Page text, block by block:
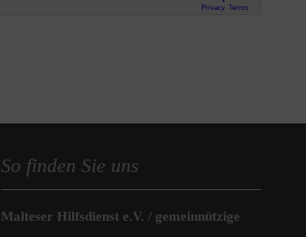
So finden Sie uns
Malteser Hilfsdienst e.V. / gemeinnützige